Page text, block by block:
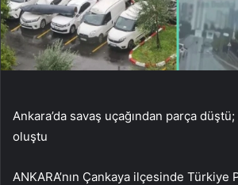
Ankara’da savaş uçağından parça
oluştu
ANKARA’nın Çankaya ilçesinde